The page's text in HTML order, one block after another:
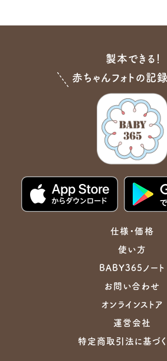
製本できる！
赤ちゃんフォトの記
仕様・価格
使い方
BABY365ノート
お問い合わせ
オンラインストア
運営会社
特定商取引法に基づ